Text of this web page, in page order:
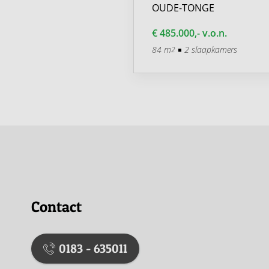
OUDE-TONGE
€ 485.000,- v.o.n.
84 m2 2 slaapkamers
Contact
0183 - 635011